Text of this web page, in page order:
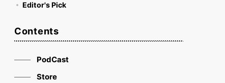
Editor's Pick
Contents
PodCast
Store